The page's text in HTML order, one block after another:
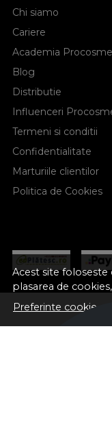
Acest site
plasarea de
Preferinte cookie-uri
Chi siamo
Cariere
Academia
Blog
Distributie
Influenceri
Termeni si conditii
Confidentialitate
Marturiile clientilor
Politica de Cookies